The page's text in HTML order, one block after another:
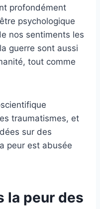
profondément
psychologique
nos sentiments les
guerre sont aussi
tout comme
traumatismes, et
sur des
peur est abusée
la peur des